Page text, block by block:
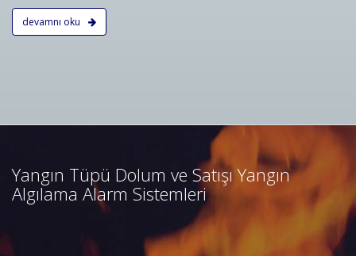
devamnı oku
Yangın Tüpü Dolum ve Satışı Yangın
Algılama Alarm Sistemleri
Bursa adresli ve konvansiyonel
yangın alarm sistemleri
projelendirme, duman, ısı,
kombine dedektörler, kontrol
panelleri ve yangın butonları
satış, bakım, montajı.
Devamını Oku